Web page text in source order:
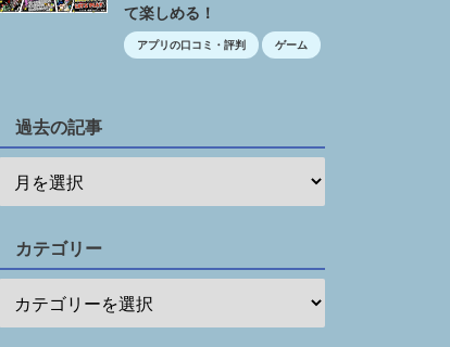
て楽しめる！
アプリの口コミ・評判 ゲーム
過去の記事
カテゴリー